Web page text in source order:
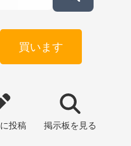
買います
に投稿 掲示板 を見る